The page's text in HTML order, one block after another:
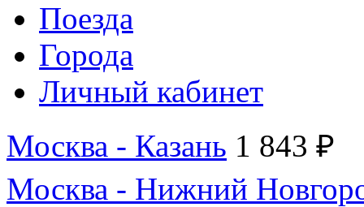
Поезда
Города
Личный кабинет
Москва - Казань 1 843 ₽
Москва - Нижний